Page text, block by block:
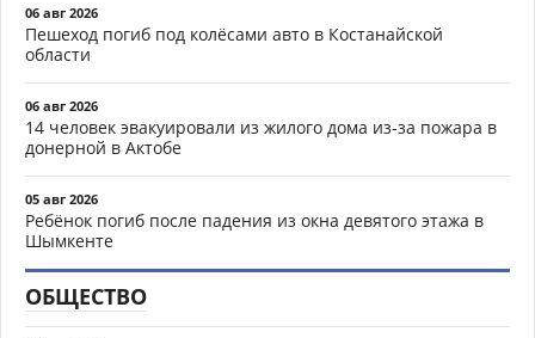
06 авг 2026
Пешеход погиб под колёсами авто в Костанайской
области
06 авг 2026
14 человек эвакуировали из жилого дома из-за пожара в
донерной в Актобе
05 авг 2026
Ребёнок погиб после падения из окна девятого этажа в
Шымкенте
ОБЩЕСТВО